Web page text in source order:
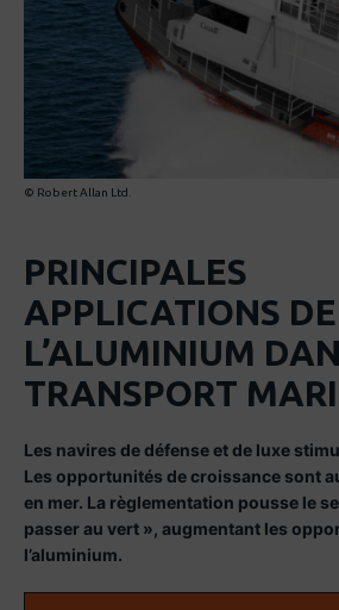
© Robert Allan Ltd.
PRINCIPALES
APPLICATIONS DE
L’ALUMINIUM
TRANSPORT
Les navires de défense et de luxe
Les opportunités de croissance sont
en mer. La règlementation pousse le
passer au vert », augmentant les
l’aluminium.